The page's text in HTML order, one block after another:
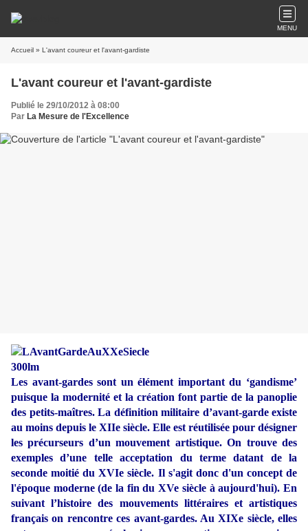
MENU
Accueil » L'avant coureur et l'avant-gardiste
L'avant coureur et l'avant-gardiste
Publié le 29/10/2012 à 08:00
Par La Mesure de l'Excellence
Les avant-gardes sont un élément important du ‘gandisme’
puisque la modernité et la création font partie de la panoplie
des petits-maîtres. La définition militaire d’avant-garde existe
au moins depuis le XIIe siècle. Elle est réutilisée pour désigner
les précurseurs d’un mouvement artistique. On trouve des
exemples d’une telle acceptation du terme datant de la
seconde moitié du XVIe siècle. Il s'agit donc d'un concept de
l'époque moderne (de la fin du XVe siècle à aujourd'hui). En
suivant l’histoire des mouvements littéraires et artistiques
français on rencontre ces avant-gardes. Au XIXe siècle, elles